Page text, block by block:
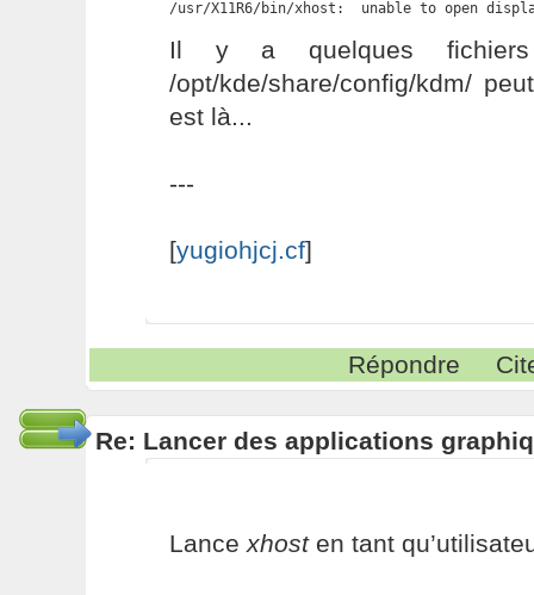
/usr/X11R6/bin/xhost:  unable to open
Il y a quelques
/opt/kde/share/config/kdm/
est là...
---
[yugiohjcj.cf]
Répondre
Re: Lancer des applications
Lance xhosten tant